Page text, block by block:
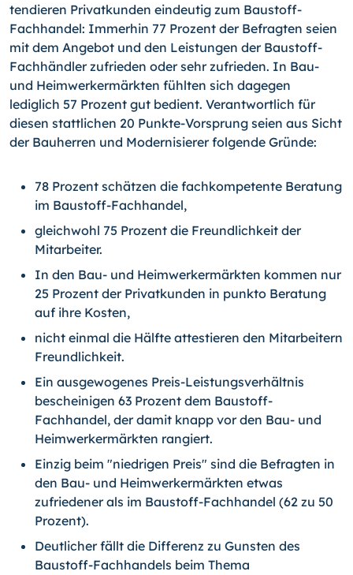
tendieren Privatkunden eindeutig zum Baustoff-
Fachhandel: Immerhin 77 Prozent der Befragten seien
mit dem Angebot und den Leistungen der Baustoff-
Fachhändler zufrieden oder sehr zufrieden. In Bau-
und Heimwerkermärkten fühlten sich dagegen
lediglich 57 Prozent gut bedient. Verantwortlich für
diesen stattlichen 20 Punkte-Vorsprung seien aus Sicht
der Bauherren und Modernisierer folgende Gründe:
78 Prozent schätzen die fachkompetente Beratung
im Baustoff-Fachhandel,
gleichwohl 75 Prozent die Freundlichkeit der
Mitarbeiter.
In den Bau- und Heimwerkermärkten kommen nur
25 Prozent der Privatkunden in punkto Beratung
auf ihre Kosten,
nicht einmal die Hälfte attestieren den Mitarbeitern
Freundlichkeit.
Ein ausgewogenes Preis-Leistungsverhältnis
bescheinigen 63 Prozent dem Baustoff-
Fachhandel, der damit knapp vor den Bau- und
Heimwerkermärkten rangiert.
Einzig beim "niedrigen Preis" sind die Befragten in
den Bau- und Heimwerkermärkten etwas
zufriedener als im Baustoff-Fachhandel (62 zu 50
Prozent).
Deutlicher fällt die Differenz zu Gunsten des
Baustoff-Fachhandels beim Thema